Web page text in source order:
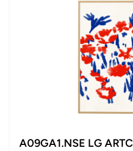
A09GA1.NSE LG